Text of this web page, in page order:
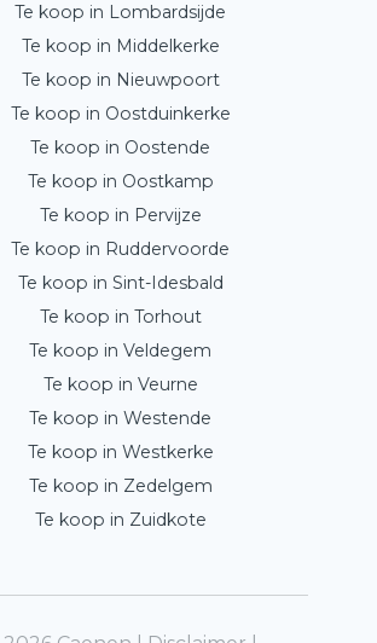
Te koop in Lombardsijde
Te koop in Middelkerke
Te koop in Nieuwpoort
Te koop in Oostduinkerke
Te koop in Oostende
Te koop in Oostkamp
Te koop in Pervijze
Te koop in Ruddervoorde
Te koop in Sint-Idesbald
Te koop in Torhout
Te koop in Veldegem
Te koop in Veurne
Te koop in Westende
Te koop in Westkerke
Te koop in Zedelgem
Te koop in Zuidkote